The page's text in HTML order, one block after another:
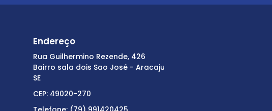
Endereço
Rua Guilhermino Rezende, 426
Bairro sala dois Sao José - Aracaju
SE
CEP: 49020-270